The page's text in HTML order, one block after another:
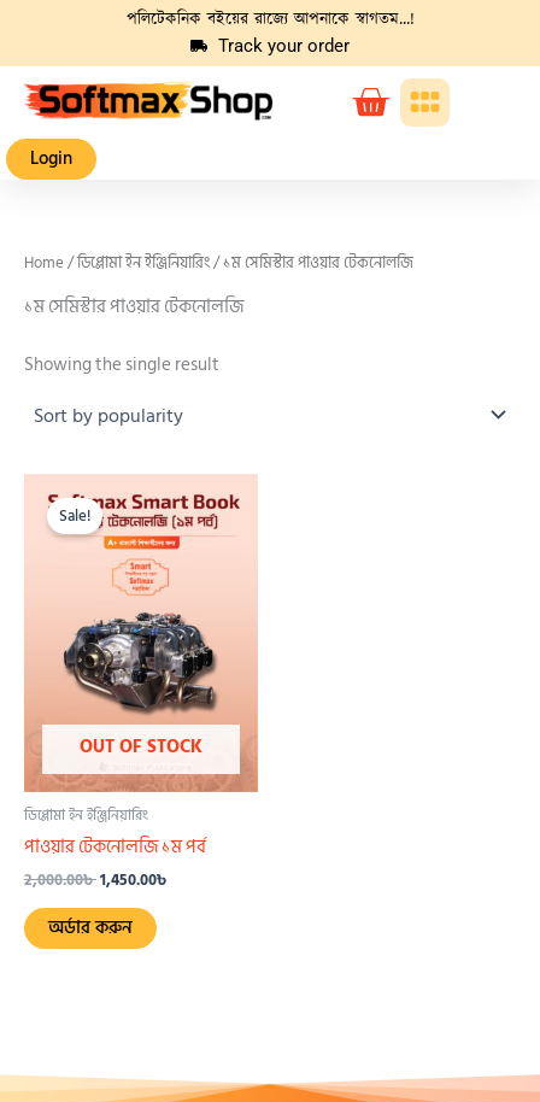
content
পলিটেকনিক বইয়ের রাজ্যে আপনাকে স্বাগতম...!
Track your order
Cart
Login
Home/ডিপ্লোমা ইন ইঞ্জিনিয়ারিং/ ১ম সেমিস্টার পাওয়ার টেকনোলজি
১ম সেমিস্টার পাওয়ার টেকনোলজি
Showing the single result
OUT OF STOCK
Sale!
ডিপ্লোমা ইন ইঞ্জিনিয়ারিং
পাওয়ার টেকনোলজি ১ম পর্ব
2,000.00৳
Original
price
was:
2,000.00৳ .
1,450.00৳
Current
price
is:
1,450.00৳ .
অর্ডার করুন